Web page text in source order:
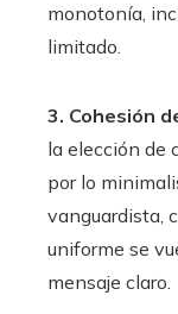
monotonía,
limitado.
3. Cohesión
la elección de
por lo
vanguardista,
uniforme se
mensaje claro.